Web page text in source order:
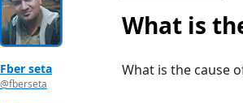
Fber seta
@fberseta
What is
What is the cause